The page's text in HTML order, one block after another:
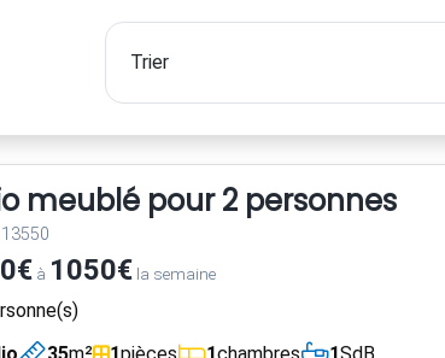
meublé pour 2 personnes
à 1050€la semaine